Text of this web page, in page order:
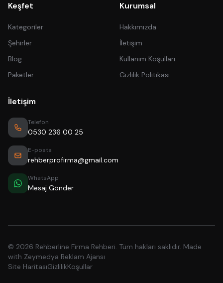
Keşfet
Kategoriler
Şehirler
Blog
Paketler
Kurumsal
Hakkımızda
İletişim
Kullanım Koşulları
Gizlilik Politikası
İletişim
Telefon
0530 236 00 25
E-posta
rehberprofirma@gmail.com
WhatsApp
Mesaj Gönder
© 2026 Rehberline Firma Rehberi. Tüm hakları saklıdır. Made
with Zeymedya Reklam Ajansı
Site HaritasıGizlilikKoşullar